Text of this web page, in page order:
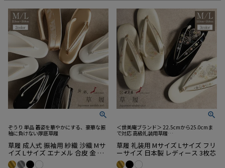
ぞうり 単品 着姿を華やかにする、豪華な振
袖に負けない厚底草履
草履 成人式 振袖用 紗織 沙織 Mサ
イズ Lサイズ エナメル 合皮 金 銀
黒 白 変り網代模様 幾何学 紗織謹
＜世美庵ブランド＞ 22.5cmから25.0cmま
で対応 高級礼装用草履
草履 礼装用 Mサイズ Lサイズ フリ
ーサイズ 日本製 レディース 3枚芯